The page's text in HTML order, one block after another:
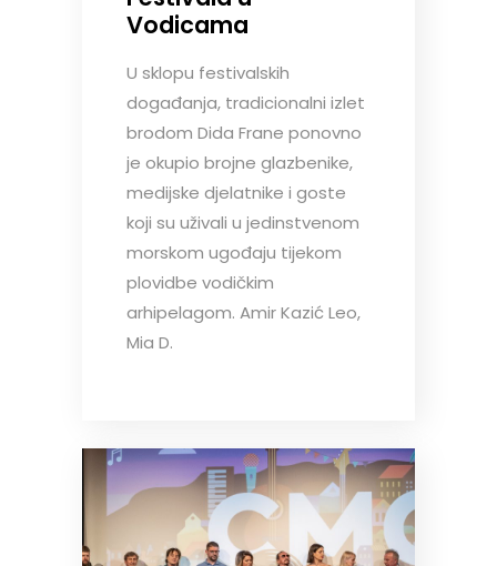
Vodicama
U sklopu festivalskih
događanja, tradicionalni izlet
brodom Dida Frane ponovno
je okupio brojne glazbenike,
medijske djelatnike i goste
koji su uživali u jedinstvenom
morskom ugođaju tijekom
plovidbe vodičkim
arhipelagom. Amir Kazić Leo,
Mia D.